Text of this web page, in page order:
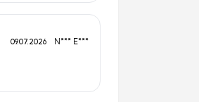
09.07.2026 N*** E***